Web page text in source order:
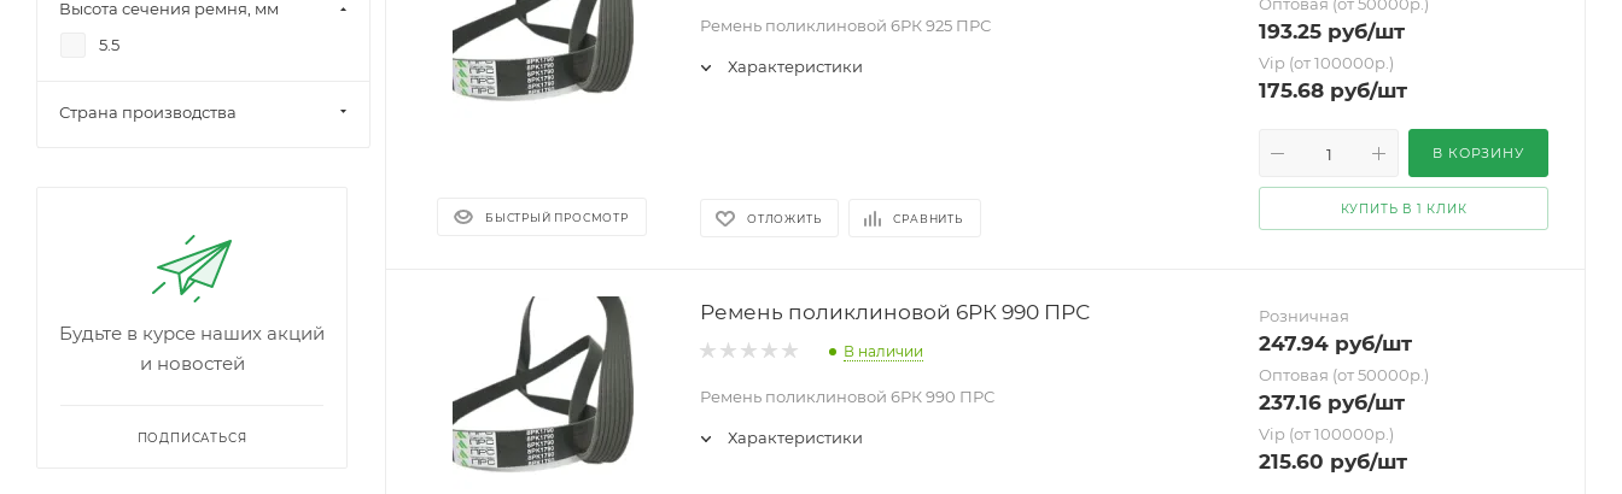
БЫСТРЫЙ ПРОСМОТР
Ремень поликлиновой 6РК 925 ПРС
Характеристики
ОТЛОЖИТЬ СРАВНИТЬ
193.25 руб/шт
Vip (от 100000р.)
175.68 руб/шт
В КОРЗИНУ
КУПИТЬ В 1 КЛИК
Ремень поликлиновой 6РК 990 ПРС
В наличии
Ремень поликлиновой 6РК 990 ПРС
Характеристики
Розничная
247.94 руб/шт
Оптовая (от 50000р.)
237.16 руб/шт
Vip (от 100000р.)
215.60 руб/шт
Высота сечения ремня, мм
5.5
Страна производства
Будьте в курсе наших акций
и новостей
ПОДПИСАТЬСЯ